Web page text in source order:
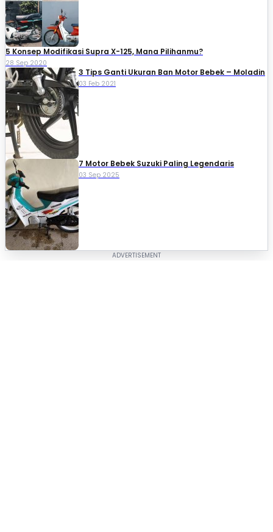
5 Konsep Modifikasi Supra X-125, Mana Pilihanmu?
28 Sep 2020
3 Tips Ganti Ukuran Ban Motor Bebek – Moladin
03 Feb 2021
7 Motor Bebek Suzuki Paling Legendaris
03 Sep 2025